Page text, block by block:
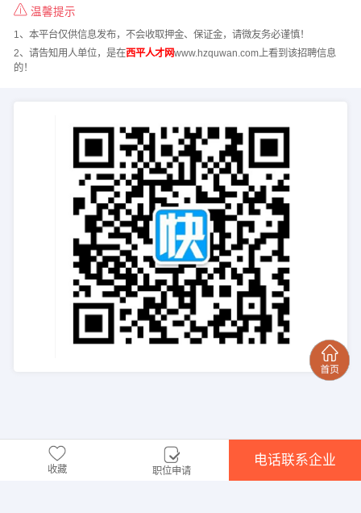
温馨提示
1、本平台仅供信息发布，不会收取押金、保证金，请微友务必谨慎！
2、请告知用人单位，是在西平人才网www.hzquwan.com上看到该招聘信息
的！
收藏 职位申请
电话联系企业